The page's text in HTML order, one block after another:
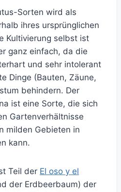
Sorten wird als
ihres ursprünglichen
Kultivierung selbst ist
ganz einfach, da die
und sehr intolerant
Dinge (Bauten, Zäune,
behindern. Der
ist eine Sorte, die sich
Gartenverhältnisse
milden Gebieten in
kann.
Teil der El oso y el
der Erdbeerbaum) der